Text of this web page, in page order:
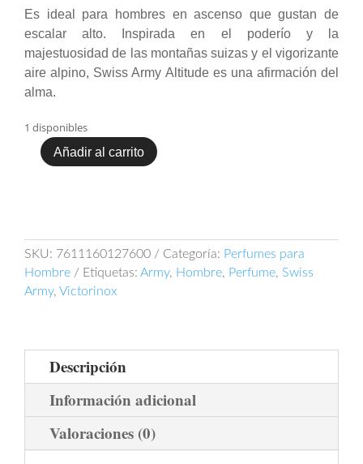
Es ideal para hombres en ascenso que gustan de
escalar alto. Inspirada en el poderío y la
majestuosidad de las montañas suizas y el vigorizante
aire alpino, Swiss Army Altitude es una afirmación del
alma.
1 disponibles
Victorinox
EDT
cantidad
Añadir al carrito
SKU: 7611160127600 Categoría: Perfumes para
Hombre
Etiquetas: Army, Hombre, Perfume, Swiss
Army, Victorinox
Descripción
Información adicional
Valoraciones (0)